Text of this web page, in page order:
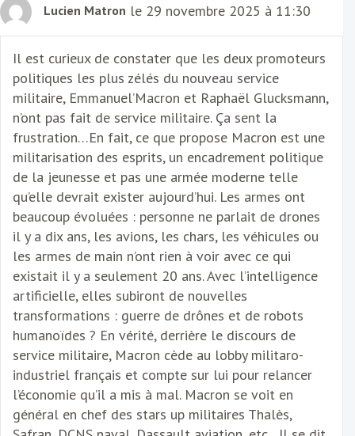
Lucien Matron le 29 novembre 2025 à 11:30
Il est curieux de constater que les deux promoteurs
politiques les plus zélés du nouveau service
militaire, Emmanuel’Macron et Raphaël Glucksmann,
n’ont pas fait de service militaire. Ça sent la
frustration…En fait, ce que propose Macron est une
militarisation des esprits, un encadrement politique
de la jeunesse et pas une armée moderne telle
qu’elle devrait exister aujourd’hui. Les armes ont
beaucoup évoluées : personne ne parlait de drones
il y a dix ans, les avions, les chars, les véhicules ou
les armes de main n’ont rien à voir avec ce qui
existait il y a seulement 20 ans. Avec l’intelligence
artificielle, elles subiront de nouvelles
transformations : guerre de drônes et de robots
humanoïdes ? En vérité, derrière le discours de
service militaire, Macron cède au lobby militaro-
industriel français et compte sur lui pour relancer
l’économie qu’il a mis à mal. Macron se voit en
général en chef des stars up militaires Thalès,